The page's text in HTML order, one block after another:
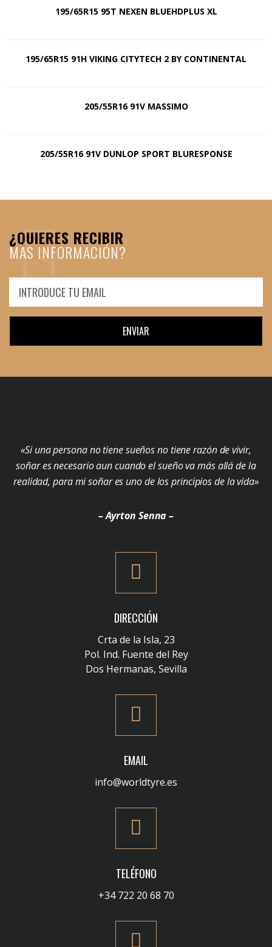
195/65R15 95T NEXEN BLUEHDPLUS XL
195/65R15 91H VIKING CITYTECH 2 BY CONTINENTAL
205/55R16 91V MASSIMO
205/55R16 91V DUNLOP SPORT BLURESPONSE
¿QUIERES RECIBIR
MÁS INFORMACIÓN?
ENVIAR
«Si una persona no tiene sueños no tiene razón de vivir,
soñar es necesario aun cuando el sueño va más allá de la
realidad, para mi soñar es uno de los principios de la vida»
– Ayrton Senna –
DIRECCIÓN
Crta de la Isla, 23
Pol. Ind. Fuente del Rey
Dos Hermanas, Sevilla
EMAIL
info@worldtyre.es
TELÉFONO
+34 722 20 68 70